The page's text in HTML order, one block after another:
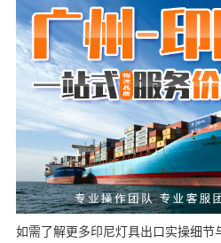
如需了解更多印尼灯具出口实操细